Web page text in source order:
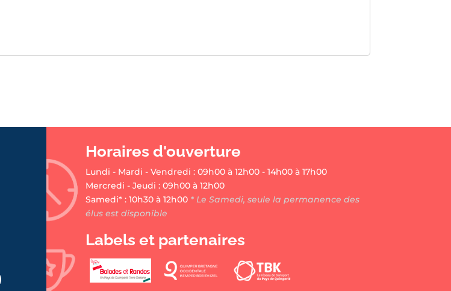
Horaires d'ouverture
Lundi - Mardi - Vendredi : 09h00 à 12h00 - 14h00 à 17h00
Mercredi - Jeudi : 09h00 à 12h00
Samedi* : 10h30 à 12h00* Le Samedi, seule la permanence des
élus est disponible
Labels et partenaires